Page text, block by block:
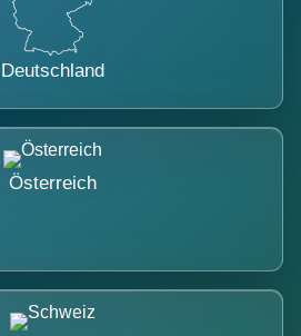
Deutschland
Österreich